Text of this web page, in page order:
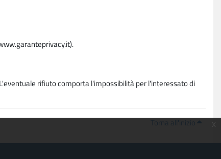
rifiuto comporta l'impossibilità per l'interessato di
Torna all'inizio